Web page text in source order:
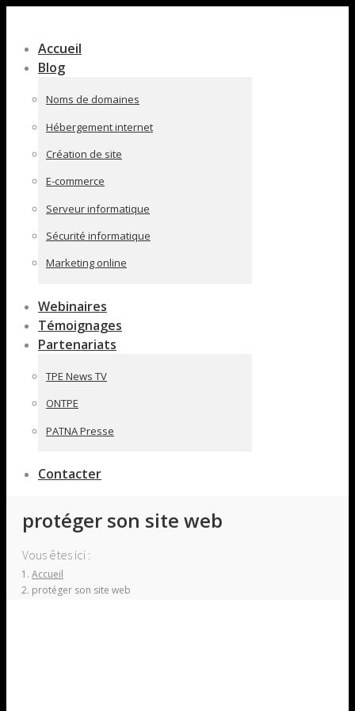
pleine
largeur
Accueil
Blog
Noms de domaines
Hébergement internet
Création de site
E-commerce
Serveur informatique
Sécurité informatique
Marketing online
Webinaires
Témoignages
Partenariats
TPE News TV
ONTPE
PATNA Presse
Contacter
protéger son site web
Vous êtes ici :
Accueil
protéger son site web